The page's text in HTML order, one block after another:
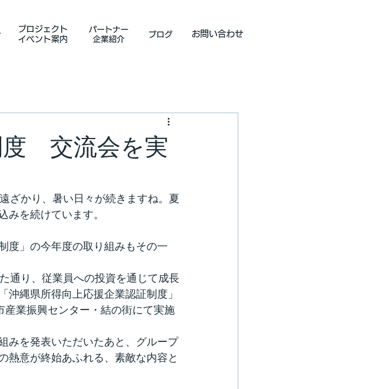
度 交流会を実
ざかり、暑い日々が続きますね。夏
みを続けています。
度」の今年度の取り組みもその一
通り、 従業員への投資を通じて成長
縄県所得向上応援企業認証制度」
産業振興センター・結の街にて実施
みを発表いただいたあと、グループ
熱意が終始あふれる、素敵な内容と